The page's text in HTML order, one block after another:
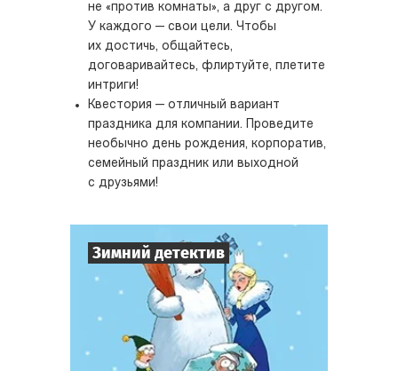
не «против комнаты», а друг с другом.
У каждого — свои цели. Чтобы
их достичь, общайтесь,
договаривайтесь, флиртуйте, плетите
интриги!
Квестория — отличный вариант
праздника для компании. Проведите
необычно день рождения, корпоратив,
семейный праздник или выходной
с друзьями!
Зимний детектив
Игроков 10
Время игры 1-2 ч.